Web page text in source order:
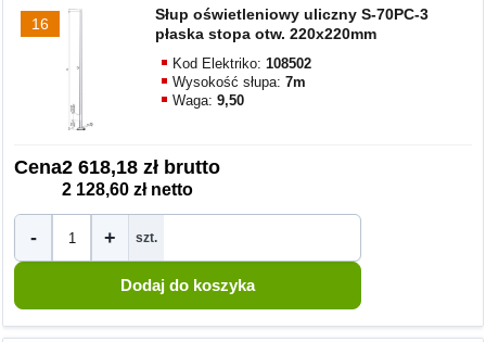
16
Słup oświetleniowy uliczny S-70PC-3
płaska stopa otw. 220x220mm
Kod Elektriko:108502
Wysokość słupa:7m
Waga:9,50
Cena2 618,18 zł brutto
2 128,60 zł netto
- + szt.